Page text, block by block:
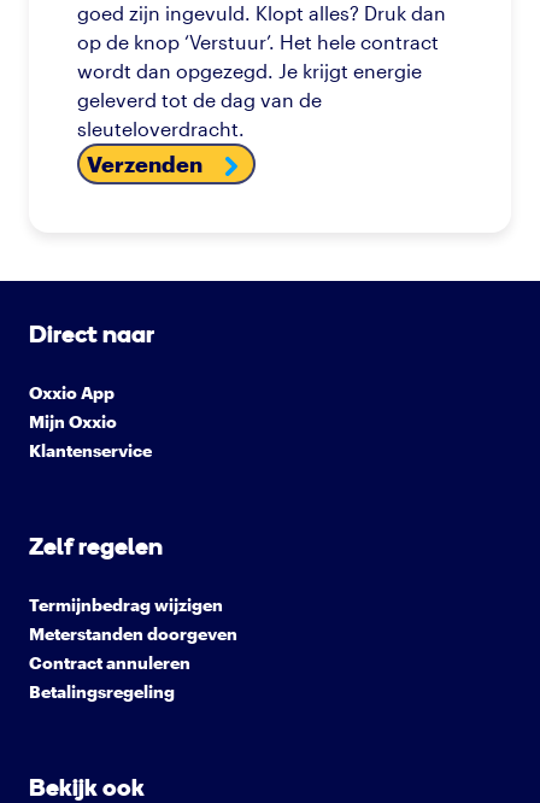
goed zijn ingevuld. Klopt alles? Druk dan
op de knop ‘Verstuur’. Het hele contract
wordt dan opgezegd. Je krijgt energie
geleverd tot de dag van de
sleuteloverdracht.
Verzenden
Direct naar
Oxxio App
Mijn Oxxio
Klantenservice
Zelf regelen
Termijnbedrag wijzigen
Meterstanden doorgeven
Contract annuleren
Betalingsregeling
Bekijk ook